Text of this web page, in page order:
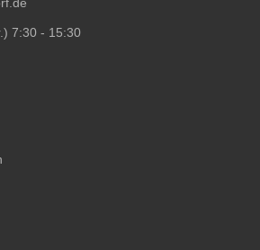
7:30 - 15:30